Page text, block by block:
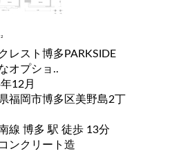
2
レスト博多PARKSIDE
オプショ..
12月
福岡市博多区美野島2丁
博多南線 博多 駅 徒歩 13分
ンクリート造